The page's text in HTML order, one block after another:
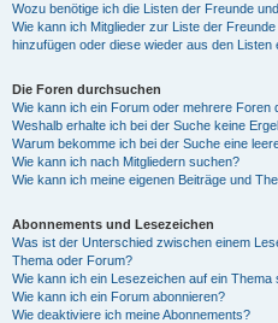
Wozu benötige ich die Listen der Freunde
Wie kann ich Mitglieder zur Liste der
hinzufügen oder diese wieder aus den Listen
Die Foren durchsuchen
Wie kann ich ein Forum oder mehrere Foren
Weshalb erhalte ich bei der Suche keine
Warum bekomme ich bei der Suche eine
Wie kann ich nach Mitgliedern suchen?
Wie kann ich meine eigenen Beiträge und
Abonnements und Lesezeichen
Was ist der Unterschied zwischen einem
Thema oder Forum?
Wie kann ich ein Lesezeichen auf ein
Wie kann ich ein Forum abonnieren?
Wie deaktiviere ich meine Abonnements?